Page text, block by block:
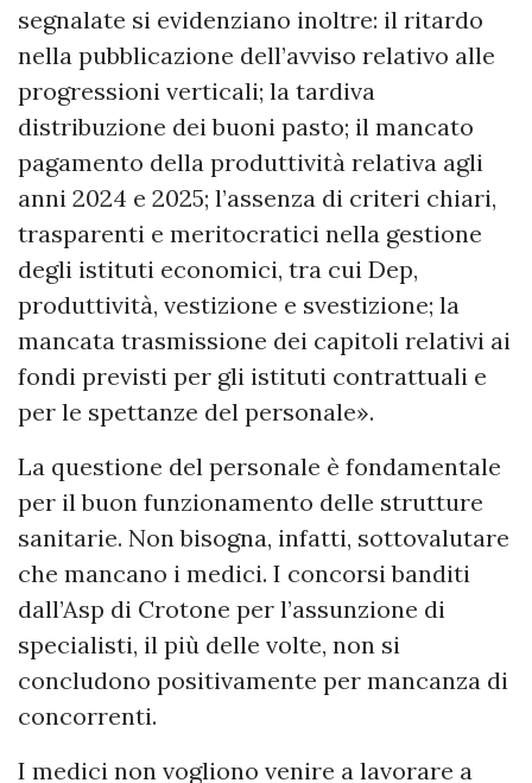
segnalate si evidenziano inoltre: il ritardo
nella pubblicazione dell’avviso relativo alle
progressioni verticali; la tardiva
distribuzione dei buoni pasto; il mancato
pagamento della produttività relativa agli
anni 2024 e 2025; l’assenza di criteri chiari,
trasparenti e meritocratici nella gestione
degli istituti economici, tra cui Dep,
produttività, vestizione e svestizione; la
mancata trasmissione dei capitoli relativi ai
fondi previsti per gli istituti contrattuali e
per le spettanze del personale».
La questione del personale è fondamentale
per il buon funzionamento delle strutture
sanitarie. Non bisogna, infatti, sottovalutare
che mancano i medici. I concorsi banditi
dall’Asp di Crotone per l’assunzione di
specialisti, il più delle volte, non si
concludono positivamente per mancanza di
concorrenti.
I medici non vogliono venire a lavorare a